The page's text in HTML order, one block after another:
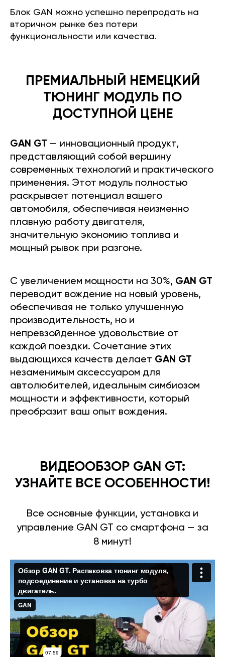
Блок GAN можно успешно перепродать на
вторичном рынке без потери
функциональности или качества.
ПРЕМИАЛЬНЫЙ НЕМЕЦКИЙ
ТЮНИНГ МОДУЛЬ ПО
ДОСТУПНОЙ ЦЕНЕ
GAN GT — инновационный продукт,
представляющий собой вершину
современных технологий и практического
применения. Этот модуль полностью
раскрывает потенциал вашего
автомобиля, обеспечивая неизменно
плавную работу двигателя,
значительную экономию топлива и
мощный рывок при разгоне.
С увеличением мощности на 30%, GAN GT
переводит вождение на новый уровень,
обеспечивая не только улучшенную
производительность, но и
непревзойденное удовольствие от
каждой поездки. Сочетание этих
выдающихся качеств делает GAN GT
незаменимым аксессуаром для
автолюбителей, идеальным симбиозом
мощности и эффективности, который
преобразит ваш опыт вождения.
ВИДЕООБЗОР GAN GT:
УЗНАЙТЕ ВСЕ ОСОБЕННОСТИ!
Все основные функции, установка и
управление GAN GT со смартфона — за
8 минут!